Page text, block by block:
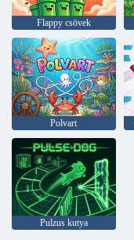
Flappy csövek
Polvart
Pulzus kutya